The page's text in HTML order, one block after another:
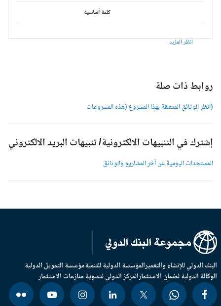
كلمة أساسية
انظر المزيد
روابط ذات صلة
(انظر الوثائق المتعلقة بهذا المشروع (هذه المشروعات
إشترك في التنبيهات الالكترونية/ تنبيهات البريد الالكتروني
المستجدات اليومية عن آخر المشاريع والوثائق
الدولي للإنشاء والتعميرالمؤسسة الدولية للتنميةمؤسسة التمويل الدولية
الدولية لضمان الاستثمارالمركز الدولي لتسوية منازعات الاستثمار